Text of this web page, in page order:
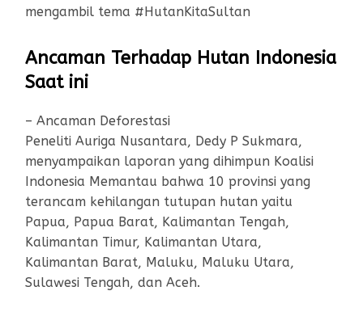
mengambil tema #HutanKitaSultan
Ancaman Terhadap Hutan Indonesia
Saat ini
– Ancaman Deforestasi
Peneliti Auriga Nusantara, Dedy P Sukmara,
menyampaikan laporan yang dihimpun Koalisi
Indonesia Memantau bahwa 10 provinsi yang
terancam kehilangan tutupan hutan yaitu
Papua, Papua Barat, Kalimantan Tengah,
Kalimantan Timur, Kalimantan Utara,
Kalimantan Barat, Maluku, Maluku Utara,
Sulawesi Tengah, dan Aceh.